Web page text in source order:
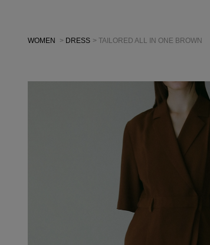
WOMEN > DRESS > TAILORED ALL IN ONE BROWN